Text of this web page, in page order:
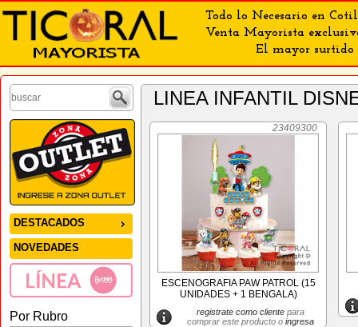
Todo lo Necesario en
Venta Mayorista
El mayor surtido
DESTACADOS
NOVEDADES
Por Rubro
LINEA INFANTIL
23409300
ESCENOGRAFIA PAW PATROL (15
UNIDADES + 1 BENGALA)
registrate como clientepara
comprar este producto o ingresa